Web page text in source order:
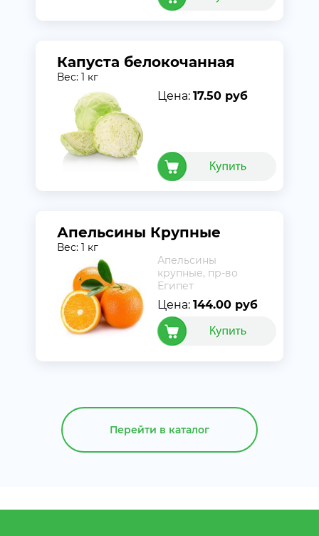
Капуста белокочанная
Вес: 1 кг
Цена: 17.50 руб
Апельсины Крупные
Вес: 1 кг
Апельсины
крупные, пр-во
Египет
Цена: 144.00 руб
Перейти в каталог